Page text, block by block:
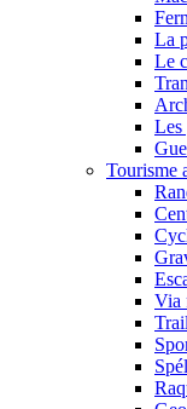
La
Le
Les
Tourisme
Via
Trail